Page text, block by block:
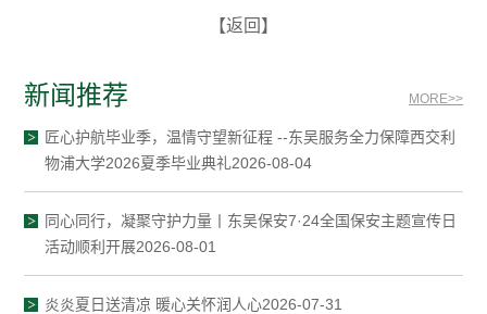
【返回】
新闻推荐 MORE>>
匠心护航毕业季，温情守望新征程 --东吴服务全力保障西交利
物浦大学2026夏季毕业典礼2026-08-04
同心同行，凝聚守护力量丨东吴保安7·24全国保安主题宣传日
活动顺利开展2026-08-01
炎炎夏日送清凉 暖心关怀润人心2026-07-31